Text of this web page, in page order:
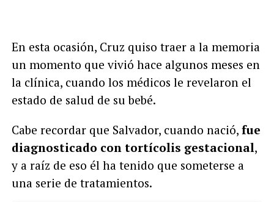
En esta ocasión, Cruz quiso traer a la memoria
un momento que vivió hace algunos meses en
la clínica, cuando los médicos le revelaron el
estado de salud de su bebé.
Cabe recordar que Salvador, cuando nació, fue
diagnosticado con tortícolis gestacional,
y a raíz de eso él ha tenido que someterse a
una serie de tratamientos.